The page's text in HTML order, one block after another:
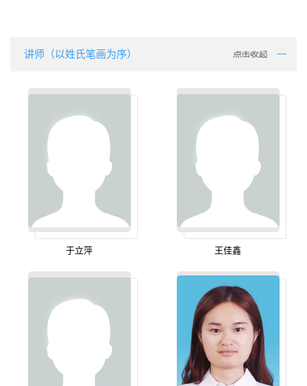
讲师（以姓氏笔画为序）
于立萍 王佳鑫